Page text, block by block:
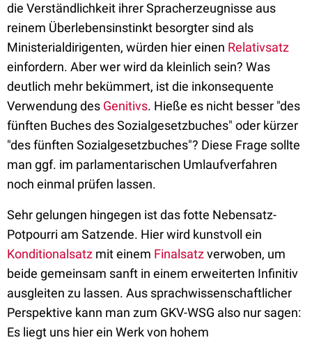
die Verständlichkeit ihrer Spracherzeugnisse aus
reinem Überlebensinstinkt besorgter sind als
Ministerialdirigenten, würden hier einen Relativsatz
einfordern. Aber wer wird da kleinlich sein? Was
deutlich mehr bekümmert, ist die inkonsequente
Verwendung des Genitivs. Hieße es nicht besser "des
fünften Buches des Sozialgesetzbuches" oder kürzer
"des fünften Sozialgesetzbuches"? Diese Frage sollte
man ggf. im parlamentarischen Umlaufverfahren
noch einmal prüfen lassen.
Sehr gelungen hingegen ist das fotte Nebensatz-
Potpourri am Satzende. Hier wird kunstvoll ein
Konditionalsatz mit einem Finalsatzverwoben, um
beide gemeinsam sanft in einem erweiterten Infinitiv
ausgleiten zu lassen. Aus sprachwissenschaftlicher
Perspektive kann man zum GKV-WSG also nur sagen:
Es liegt uns hier ein Werk von hohem